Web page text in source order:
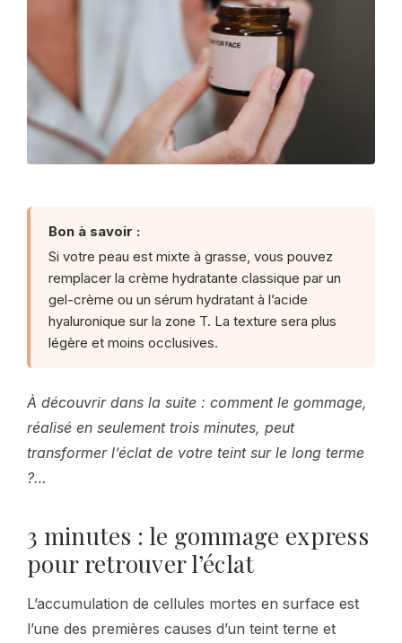
Bon à savoir :
Si votre peau est mixte à grasse, vous pouvez
remplacer la crème hydratante classique par un
gel-crème ou un sérum hydratant à l’acide
hyaluronique sur la zone T. La texture sera plus
légère et moins occlusives.
À découvrir dans la suite : comment le gommage,
réalisé en seulement trois minutes, peut
transformer l’éclat de votre teint sur le long terme
?…
3 minutes : le gommage express
pour retrouver l’éclat
L’accumulation de cellules mortes en surface est
l’une des premières causes d’un teint terne et